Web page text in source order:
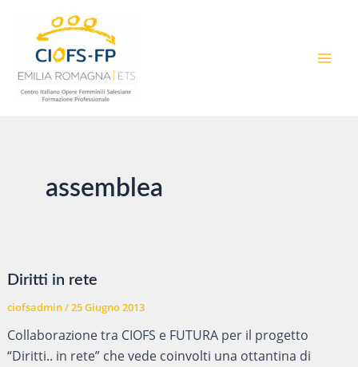
contenuto
assemblea
Diritti in rete
ciofsadmin/25 Giugno 2013
Collaborazione tra CIOFS e FUTURA per il progetto
“Diritti.. in rete” che vede coinvolti una ottantina di